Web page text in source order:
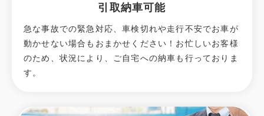
引取納車可能
急な事故での緊急対応、車検切れや走行不安でお車が
動かせない場合もおまかせください！お忙しいお客様
のため、状況により、ご自宅への納⾞も⾏っておりま
す。